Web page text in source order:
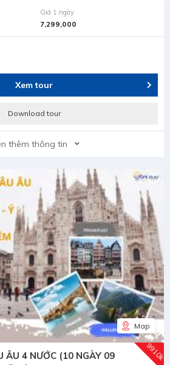
Giá 1 ngày
7,299,000
Xem tour
Download tour
thêm thông tin
Map
9910k
ÂU 4 NƯỚC (10 NGÀY 09